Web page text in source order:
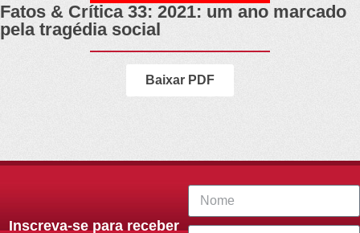
Fatos & Crítica 33: 2021: um ano marcado
pela tragédia social
Baixar PDF
Inscreva-se para receber